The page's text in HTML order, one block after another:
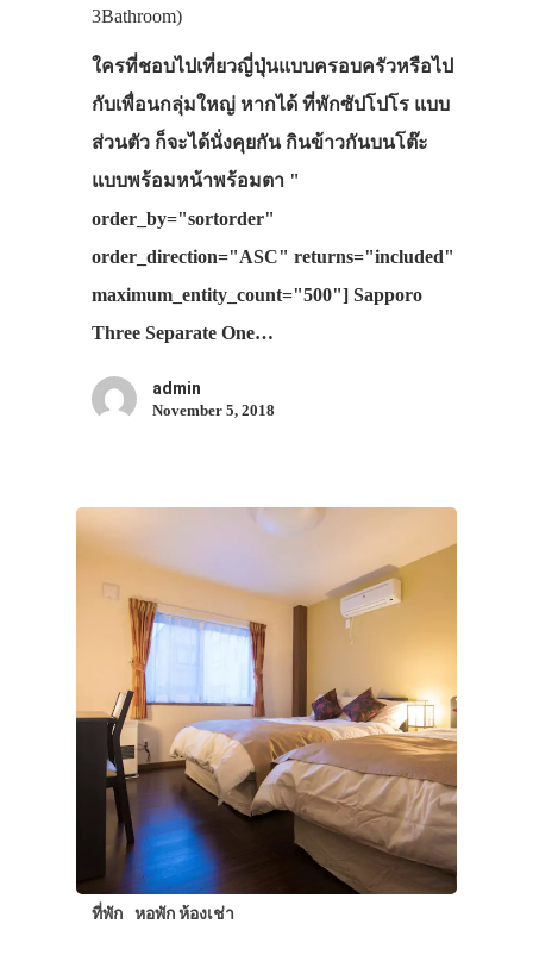
3Bathroom)
ใครที่ชอบไปเที่ยวญี่ปุ่นแบบครอบครัวหรือไป
กับเพื่อนกลุ่มใหญ่ หากได้ ที่พักซัปโปโร แบบ
ส่วนตัว ก็จะได้นั่งคุยกัน กินข้าวกันบนโต๊ะ
แบบพร้อมหน้าพร้อมตา "
order_by="sortorder"
order_direction="ASC" returns="included"
maximum_entity_count="500"] Sapporo
Three Separate One…
admin
November 5, 2018
ที่พัก หอพัก ห้องเช่า